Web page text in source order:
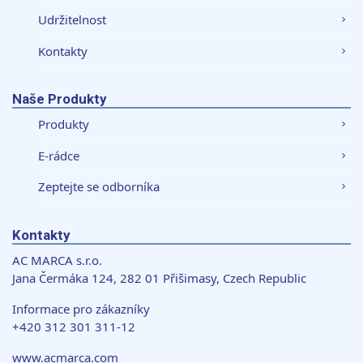
Udržitelnost
Kontakty
Naše Produkty
Produkty
E-rádce
Zeptejte se odborníka
Kontakty
AC MARCA s.r.o.
Jana Čermáka 124, 282 01 Přišimasy, Czech Republic
Informace pro zákazníky
+420 312 301 311-12
www.acmarca.com